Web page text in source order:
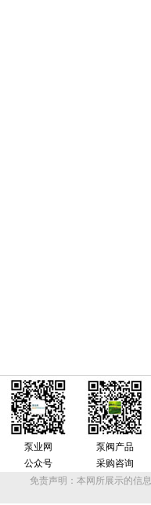
泵业网
公众号
泵阀产品
采购咨询
免责声明：本网所展示的信